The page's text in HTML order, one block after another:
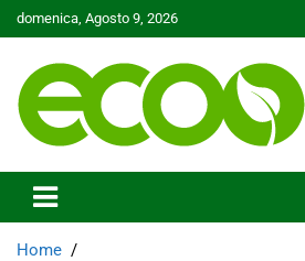
Skip
to
domenica, Agosto 9, 2026
Ecoo.it
Home